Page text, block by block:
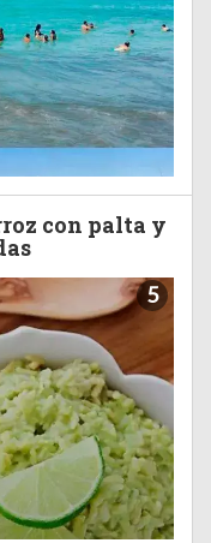
con palta y
5